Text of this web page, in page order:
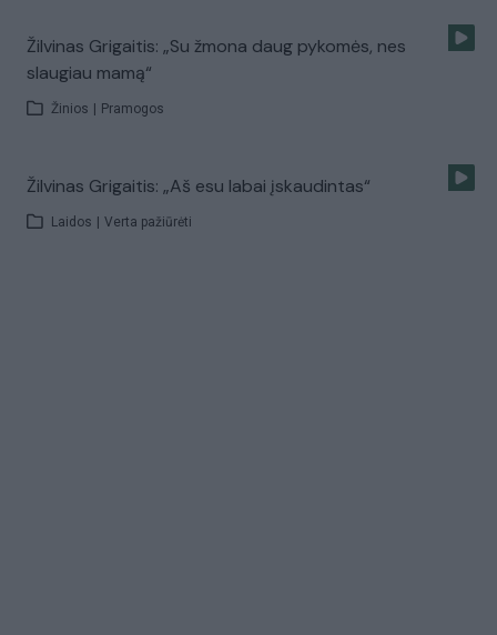
Žilvinas Grigaitis: „Su žmona daug pykomės, nes
slaugiau mamą“
Žinios Pramogos
Žilvinas Grigaitis: „Aš esu labai įskaudintas“
Laidos Verta pažiūrėti